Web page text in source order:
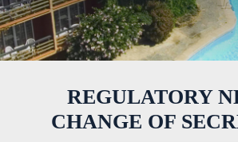
REGULATORY
CHANGE OF